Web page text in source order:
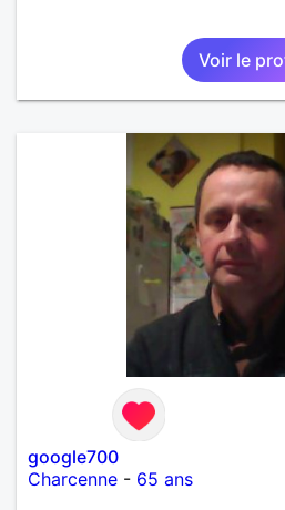
Voir le
google700
Charcenne - 65 ans